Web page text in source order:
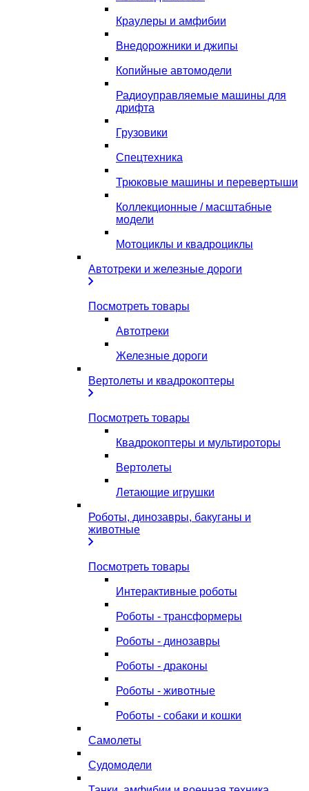
Краулеры и амфибии
Внедорожники и джипы
Копийные автомодели
Радиоуправляемые машины для
дрифта
Грузовики
Спецтехника
Трюковые машины и перевертыши
Коллекционные / масштабные
модели
Мотоциклы и квадроциклы
Автотреки и железные дороги
Посмотреть товары
Автотреки
Железные дороги
Вертолеты и квадрокоптеры
Посмотреть товары
Квадрокоптеры и мультироторы
Вертолеты
Летающие игрушки
Роботы, динозавры, бакуганы и
животные
Посмотреть товары
Интерактивные роботы
Роботы - трансформеры
Роботы - динозавры
Роботы - драконы
Роботы - животные
Роботы - собаки и кошки
Самолеты
Судомодели